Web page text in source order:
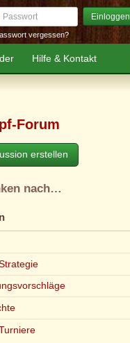
Einloggen
vergessen?
Hilfe & Kontakt
Forum
erstellen
nach…